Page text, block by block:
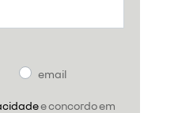
email
e concordo em